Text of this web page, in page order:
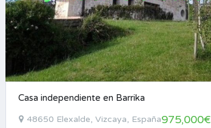
Casa independiente en Barrika
48650 Elexalde, Vizcaya, España975,000€